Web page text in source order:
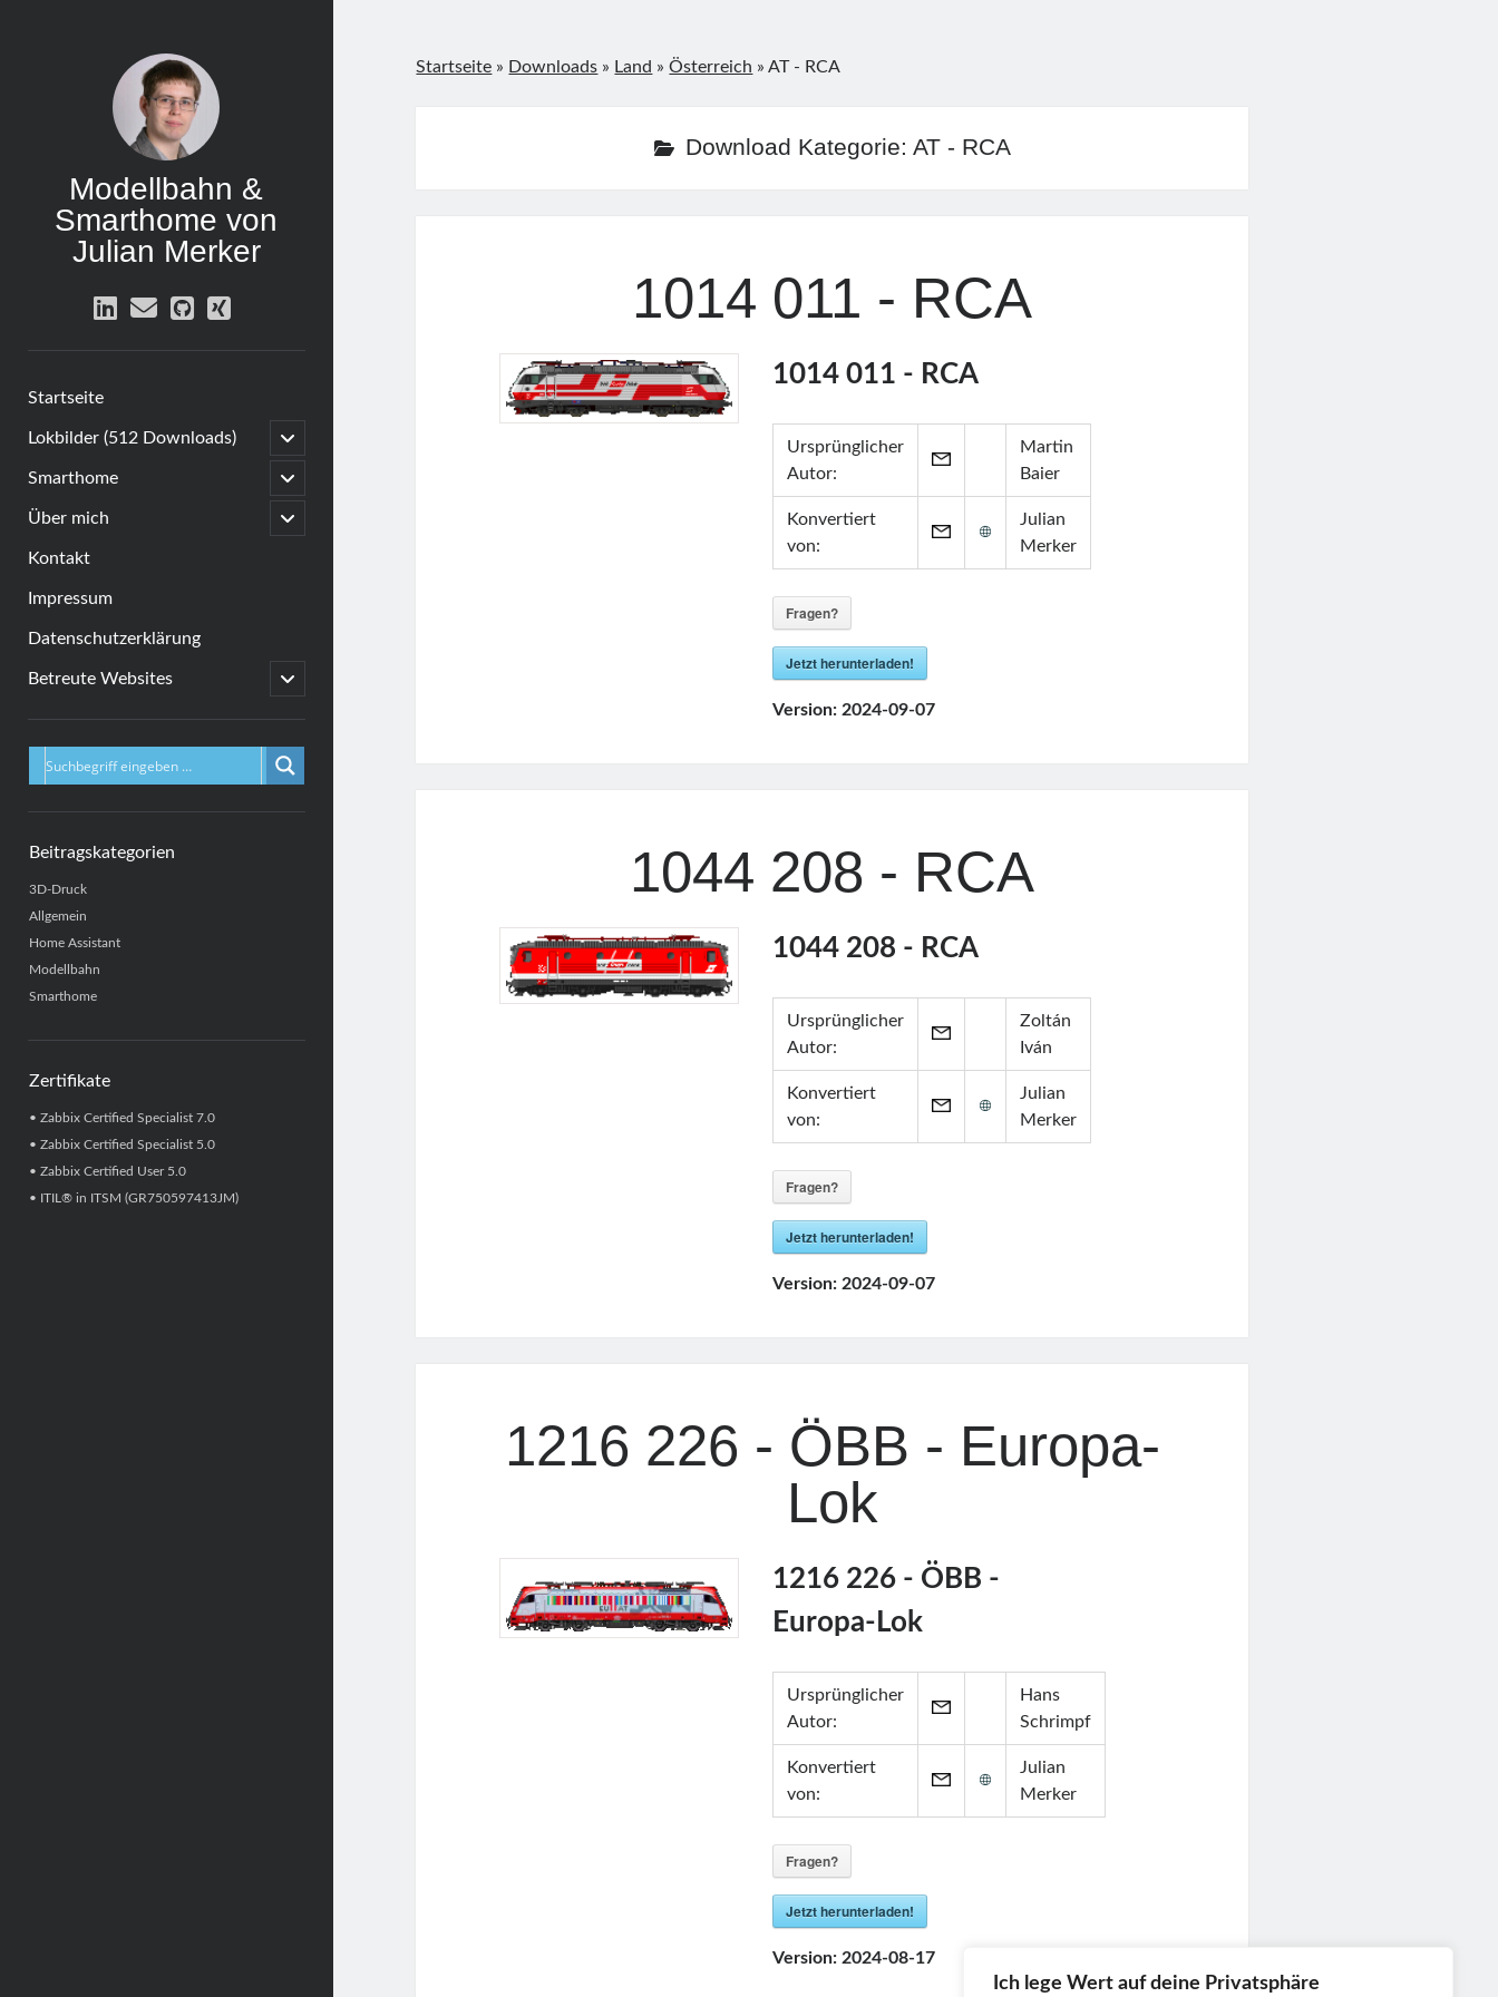
Ich lege Wert auf deine Privatsphäre
Modellbahn &
Smarthome von
Julian Merker
linkedin
emailgithub
xing
Startseite
Lokbilder (512 Downloads)
open
child
menu
Smarthome
open
child
menu
Über mich
open
child
Kontakt
Impressum
Datenschutzerklärung
Betreute Websites
open
child
Sidebar
Beitragskategorien
3D-Druck
Allgemein
Home Assistant
Modellbahn
Smarthome
Zertifikate
• Zabbix Certified Specialist 7.0
• Zabbix Certified Specialist 5.0
• Zabbix Certified User 5.0
• ITIL® in ITSM (GR750597413JM)
Startseite » Downloads » Land »Österreich »AT - RCA
Download Kategorie: AT - RCA
1014 011 - RCA
1014 011 - RCA
Ursprünglicher
Autor:
Martin
Baier
Konvertiert
von:
Julian
Merker
Fragen?
Jetzt herunterladen!
Version: 2024-09-07
1044 208 - RCA
1044 208 - RCA
Ursprünglicher
Autor:
Zoltán
Iván
Konvertiert
von:
Julian
Merker
Fragen?
Jetzt herunterladen!
Version: 2024-09-07
1216 226 - ÖBB - Europa-
Lok
1216 226 - ÖBB -
Europa-Lok
Ursprünglicher
Autor:
Hans
Schrimpf
Konvertiert
von:
Julian
Merker
Fragen?
Jetzt herunterladen!
Version: 2024-08-17